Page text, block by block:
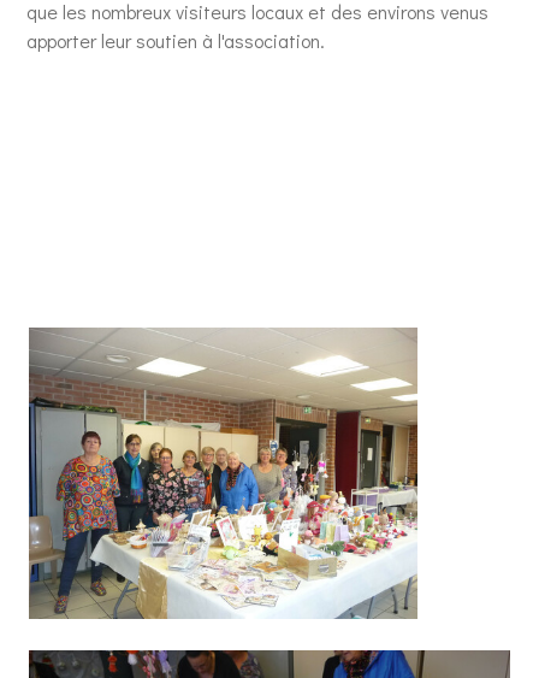
que les nombreux visiteurs locaux et des environs venus
apporter leur soutien à l'association.